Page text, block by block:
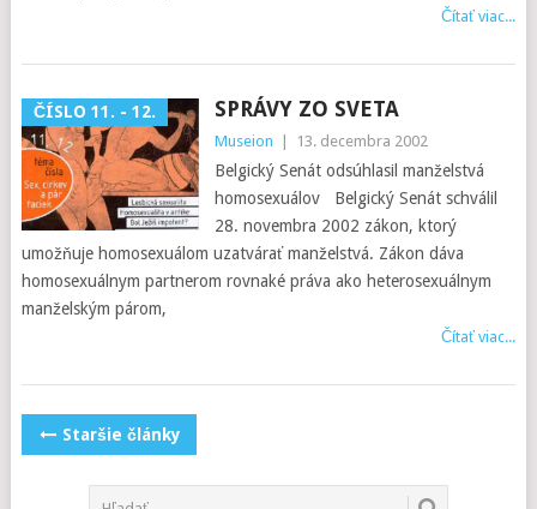
Čítať viac...
ČÍSLO 11. - 12. SPRÁVY ZO SVETA
Museion 13. decembra 2002
Belgický Senát odsúhlasil manželstvá
homosexuálov Belgický Senát schválil
28. novembra 2002 zákon, ktorý
umožňuje homosexuálom uzatvárať manželstvá. Zákon dáva
homosexuálnym partnerom rovnaké práva ako heterosexuálnym
manželským párom,
Čítať viac...
POSTS
Staršie články